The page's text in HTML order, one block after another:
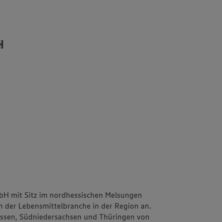
mit Sitz im nordhessischen Melsungen
Lebensmittelbranche in der Region an.
Südniedersachsen und Thüringen von